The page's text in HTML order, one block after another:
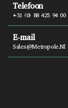
Telefoon
+31 (0) 88 425 94 00
E-mail
Sales@metropole.nl